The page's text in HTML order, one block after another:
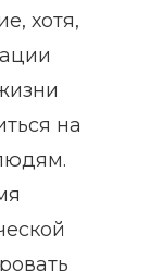
хотя,
на